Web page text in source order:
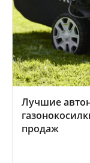
Лучшие
продаж